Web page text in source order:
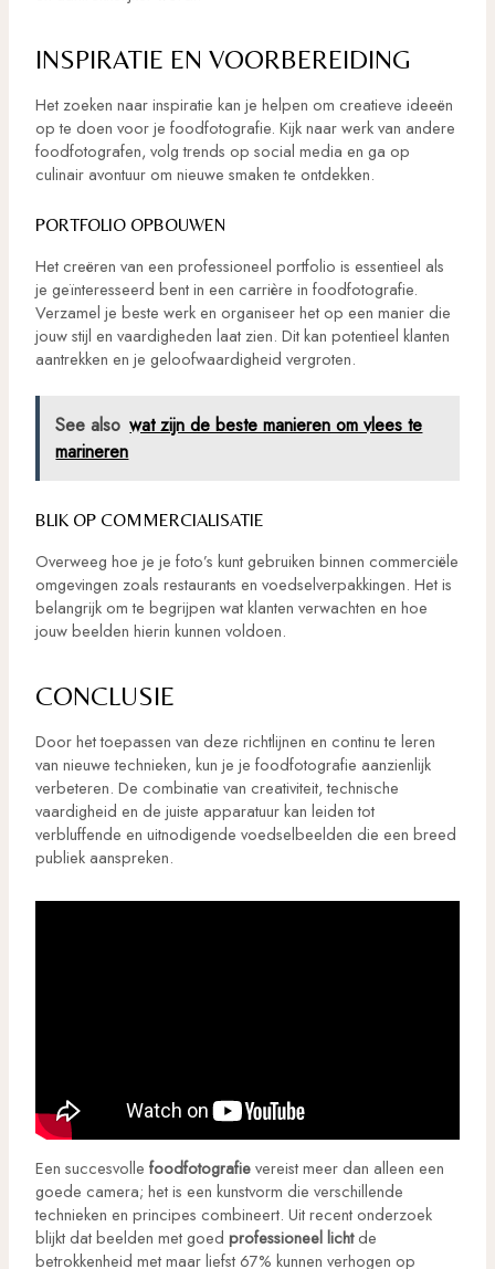
INSPIRATIE EN VOORBEREIDING
Het zoeken naar inspiratie kan je helpen om creatieve ideeën
op te doen voor je foodfotografie. Kijk naar werk van andere
foodfotografen, volg trends op social media en ga op
culinair avontuur om nieuwe smaken te ontdekken.
PORTFOLIO OPBOUWEN
Het creëren van een professioneel portfolio is essentieel als
je geïnteresseerd bent in een carrière in foodfotografie.
Verzamel je beste werk en organiseer het op een manier die
jouw stijl en vaardigheden laat zien. Dit kan potentieel klanten
aantrekken en je geloofwaardigheid vergroten.
See also wat zijn de beste manieren om vlees te
marineren
BLIK OP COMMERCIALISATIE
Overweeg hoe je je foto’s kunt gebruiken binnen commerciële
omgevingen zoals restaurants en voedselverpakkingen. Het is
belangrijk om te begrijpen wat klanten verwachten en hoe
jouw beelden hierin kunnen voldoen.
CONCLUSIE
Door het toepassen van deze richtlijnen en continu te leren
van nieuwe technieken, kun je je foodfotografie aanzienlijk
verbeteren. De combinatie van creativiteit, technische
vaardigheid en de juiste apparatuur kan leiden tot
verbluffende en uitnodigende voedselbeelden die een breed
publiek aanspreken.
Een succesvolle foodfotografievereist meer dan alleen een
goede camera; het is een kunstvorm die verschillende
technieken en principes combineert. Uit recent onderzoek
blijkt dat beelden met goed professioneel lichtde
betrokkenheid met maar liefst 67% kunnen verhogen op